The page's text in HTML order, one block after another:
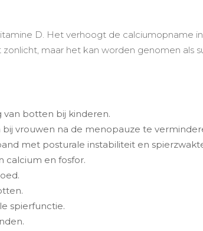
D. Het verhoogt de calciumopname
maar het kan worden genomen als
van botten bij kinderen.
vrouwen na de menopauze te
met posturale instabiliteit en
calcium en fosfor.
spierfunctie.